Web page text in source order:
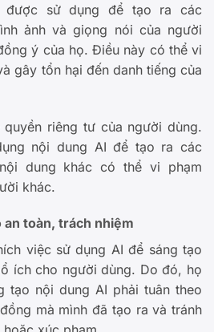
sử dụng để tạo ra các
ảnh và giọng nói của người
ý của họ. Điều này có thể vi
gây tổn hại đến danh tiếng của
riêng tư của người dùng.
nội dung AI để tạo ra các
dung khác có thể vi phạm
khác.
toàn, trách nhiệm
việc sử dụng AI để sáng tạo
ích cho người dùng. Do đó, họ
tạo nội dung AI phải tuân theo
mà mình đã tạo ra và tránh